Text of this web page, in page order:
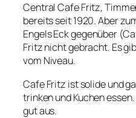
Central Cafe Fritz,
bereits seit 1920. Aber
Engels Eck gegenüber
Fritz nicht gebracht. Es
vom Niveau.
Cafe Fritz ist solide und
trinken und Kuchen
gut aus.